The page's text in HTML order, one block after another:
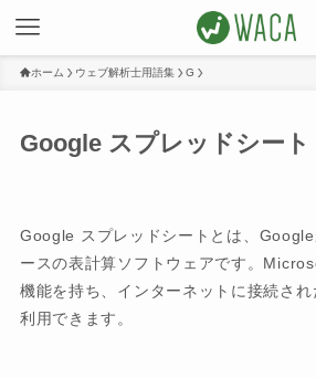
ホーム ウェブ解析士用語集 G
Google スプレッドシート
Google スプレッドシートとは、
ースの表計算ソフトウェアです。
機能を持ち、インターネットに接続さ
利用できます。